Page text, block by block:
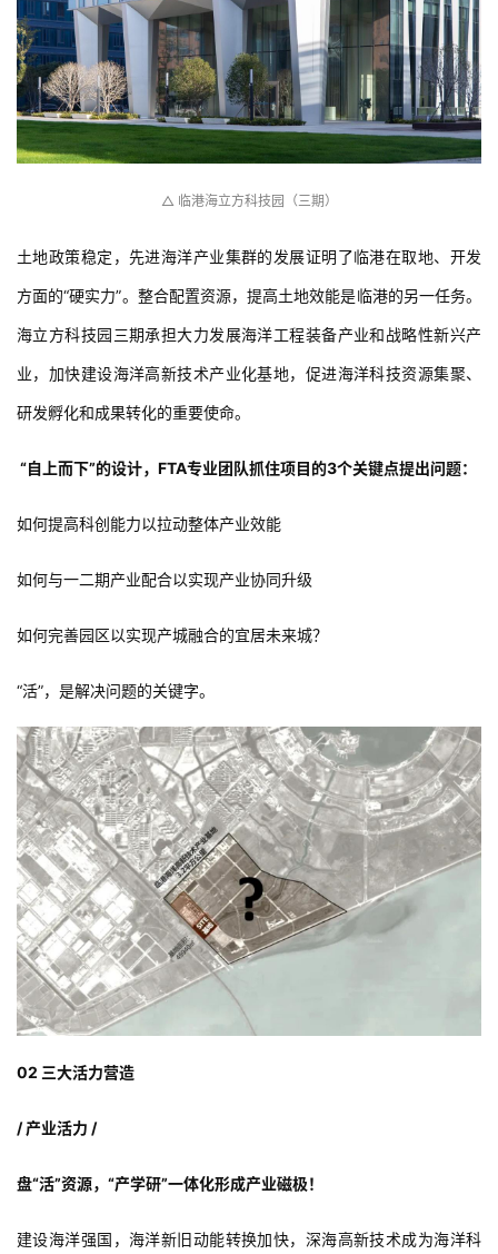
△ 临港海立方科技园（三期）
土地政策稳定，先进海洋产业集群的发展证明了临港在取地、开发
方面的“硬实力”。整合配置资源，提高土地效能是临港的另一任务。
海立方科技园三期承担大力发展海洋工程装备产业和战略性新兴产
业，加快建设海洋高新技术产业化基地，促进海洋科技资源集聚、
研发孵化和成果转化的重要使命。
“自上而下”的设计，FTA专业团队抓住项目的3个关键点提出问题：
如何提高科创能力以拉动整体产业效能
如何与一二期产业配合以实现产业协同升级
如何完善园区以实现产城融合的宜居未来城？
“活”，是解决问题的关键字。
02 三大活力营造
/ 产业活力 /
盘“活”资源，“产学研”一体化形成产业磁极！
建设海洋强国，海洋新旧动能转换加快，深海高新技术成为海洋科